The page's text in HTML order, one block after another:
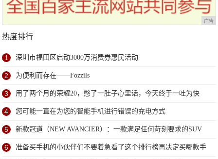
广告
热度排行
1 深圳市福田区启动3000万消费券惠民活动
2 为便利而存在——Fozzils
3 用了两个月的荣耀20，憋了一肚子心里话，今天终于一吐为快
4 您可能一直在为您的智能手机进行错误的充电方式
5 新款冠道（NEW AVANCIER）：一款满足任何苛刻要求的SUV
6 准备买手机的小伙伴们不要着急看了这个排行榜再决定买哪款手